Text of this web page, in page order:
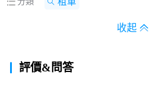
收起
評價&問答